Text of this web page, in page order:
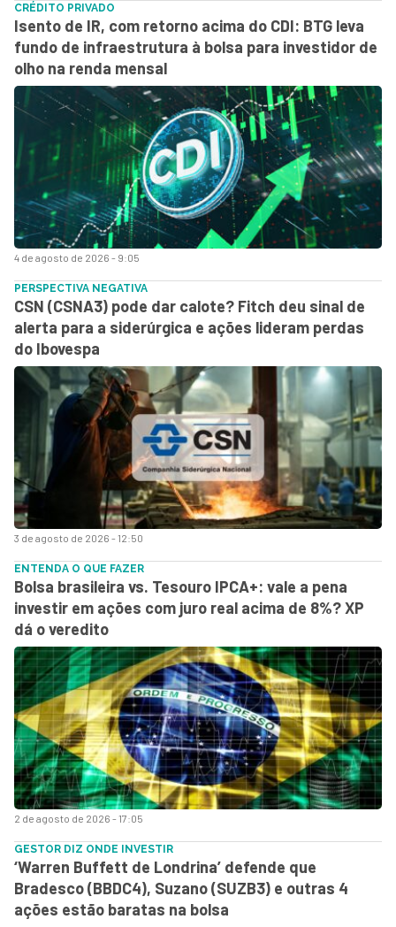
4 de agosto de 2026 - 9:05
CRÉDITO PRIVADO
Isento de IR, com retorno acima do CDI: BTG leva
fundo de infraestrutura à bolsa para investidor de
olho na renda mensal
3 de agosto de 2026 - 12:50
PERSPECTIVA NEGATIVA
CSN (CSNA3) pode dar calote? Fitch deu sinal de
alerta para a siderúrgica e ações lideram perdas
do Ibovespa
2 de agosto de 2026 - 17:05
ENTENDA O QUE FAZER
Bolsa brasileira vs. Tesouro IPCA+: vale a pena
investir em ações com juro real acima de 8%? XP
dá o veredito
GESTOR DIZ ONDE INVESTIR
‘Warren Buffett de Londrina’ defende que
Bradesco (BBDC4), Suzano (SUZB3) e outras 4
ações estão baratas na bolsa